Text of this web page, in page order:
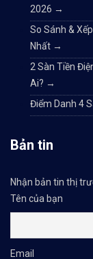
2026 →
So Sánh &
Nhất →
2 Sàn Tiền
Ai? →
Điểm Danh 4
Bản tin
Nhận bản tin thị
Tên của bạn
Email